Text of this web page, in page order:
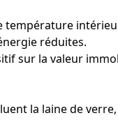
réduites.
sur la valeur
la laine de